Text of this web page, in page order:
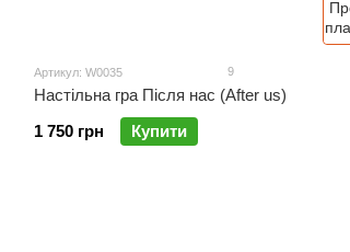
Артикул: W0035 9
Настільна гра Після нас (After us)
1 750 грн
Купити